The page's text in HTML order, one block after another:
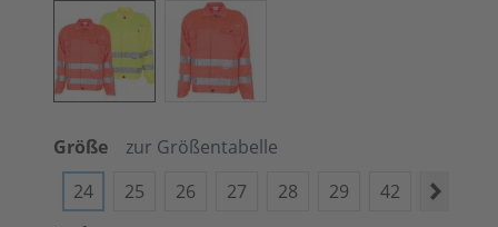
Größe
zur Größentabelle
24
25 26 27 28 29 42 44